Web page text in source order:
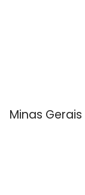
Minas Gerais